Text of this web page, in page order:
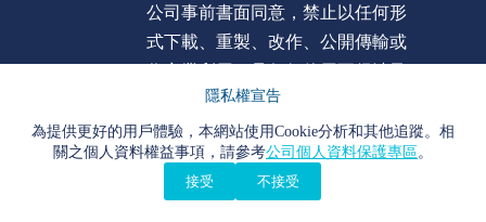
隱私權宣告
為提供更好的用戶體驗，本網站使用Cookie分析和其他追蹤。相
關之個人資料權益事項，請參考公司個人資料保護專區。
接受
不接受
公司事前書面同意，禁止以任何形
式下載、重製、改作、公開傳輸或
作商業利用。且任何使用不得涉及
不當影射、詆毀或貶損 Vena Group
或旗下任何公司之形象或商譽。違
者本公司將依法追究法律責任。